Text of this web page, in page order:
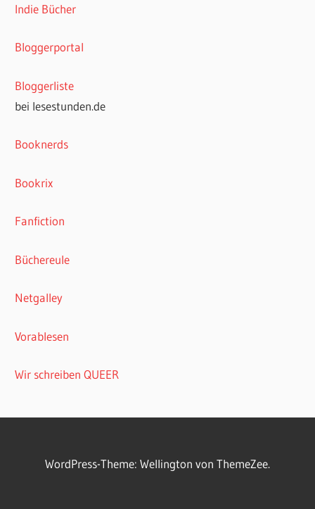
Indie Bücher
Bloggerportal
Bloggerliste
bei lesestunden.de
Booknerds
Bookrix
Fanfiction
Büchereule
Netgalley
Vorablesen
Wir schreiben QUEER
WordPress-Theme: Wellington von ThemeZee.